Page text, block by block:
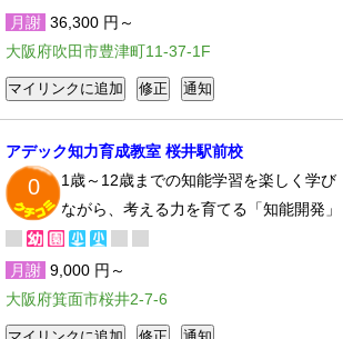
月謝 36,300 円～
大阪府吹田市豊津町11-37-1F
アデック知力育成教室 桜井駅前校
0
1歳～12歳までの知能学習を楽しく学び
ながら、考える力を育てる「知能開発」
月謝 9,000 円～
大阪府箕面市桜井2-7-6